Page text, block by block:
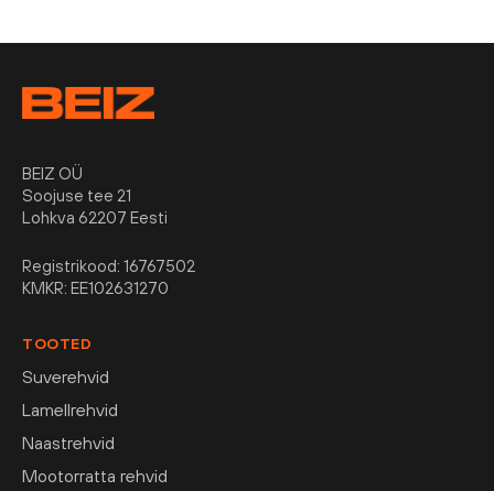
BEIZ OÜ
Soojuse tee 21
Lohkva 62207 Eesti
Registrikood: 16767502
KMKR: EE102631270
TOOTED
Suverehvid
Lamellrehvid
Naastrehvid
Mootorratta rehvid